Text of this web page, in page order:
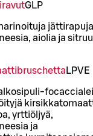
GLP
aiolia ja
LPVE
yrttiöljyä,
ja